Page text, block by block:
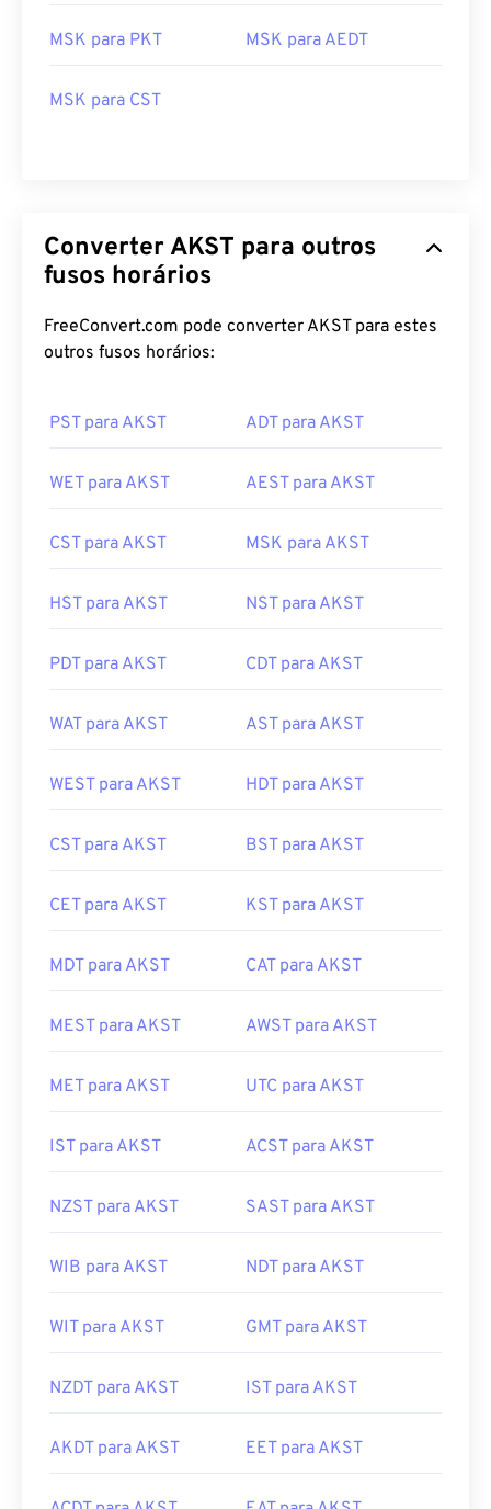
MSK para PKT MSK para AEDT
MSK para CST
Converter AKST para outros
fusos horários
FreeConvert.com pode converter AKST para estes
outros fusos horários:
PST para AKST ADT para AKST
WET para AKST AEST para AKST
CST para AKST MSK para AKST
HST para AKST NST para AKST
PDT para AKST CDT para AKST
WAT para AKST AST para AKST
WEST para AKST HDT para AKST
CST para AKST BST para AKST
CET para AKST KST para AKST
MDT para AKST CAT para AKST
MEST para AKST AWST para AKST
MET para AKST UTC para AKST
IST para AKST ACST para AKST
NZST para AKST SAST para AKST
WIB para AKST NDT para AKST
WIT para AKST GMT para AKST
NZDT para AKST IST para AKST
AKDT para AKST EET para AKST